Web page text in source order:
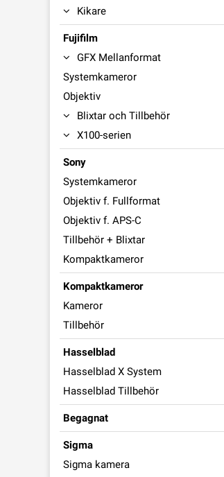
Kikare
Fujifilm
GFX Mellanformat
Systemkameror
Objektiv
Blixtar och Tillbehör
X100-serien
Sony
Systemkameror
Objektiv f. Fullformat
Objektiv f. APS-C
Tillbehör + Blixtar
Kompaktkameror
Kompaktkameror
Kameror
Tillbehör
Hasselblad
Hasselblad X System
Hasselblad Tillbehör
Begagnat
Sigma
Sigma kamera